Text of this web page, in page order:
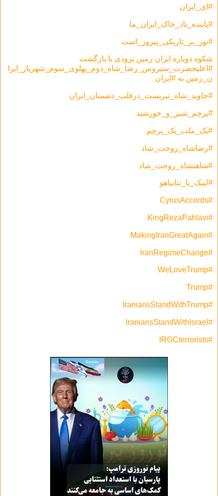
#ای_ایران
#پاینده_باد_خاک_ایران_ما
#نور_بر_تاریکی_پیروز_است
شکوه دوباره ایران زمین بزودی با بازگشت
#اعلیحضرت_سیروس_رضا_شاه_دوم_پهلوی_سوم_شهریار_ایرا
ن_زمین به #ایران
#جاوید_شاه_تیریست_درقلب_دشمنان_ایران
#پرچم_شیر_و_خورشید
#یک_ملت_یک_پرچم
#رضاشاه_روحت_شاد
#شاهنشاه_روحت_شاد
#لبیک_یا_نتانیاهو
#CyrusAccords
#KingRezaPahlavi
#MakingIranGreatAgain
#IranRegimeChange
#WeLoveTrump
#Trump
#IraniansStandWithTrump
#IraniansStandWithIsrael
#IRGCterrorists